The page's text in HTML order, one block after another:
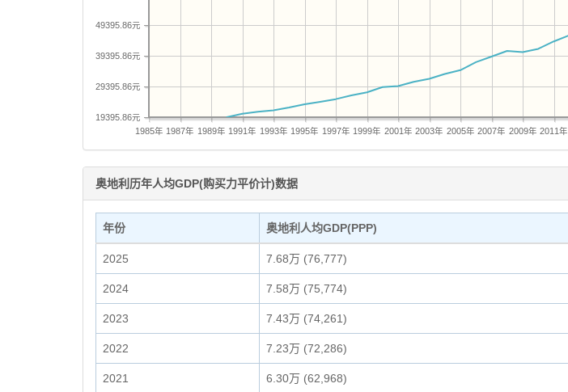
1985年 1987年 1989年 1991年 1993年 1995年 1997年 1999年 2001年 2003年 2005年 2007年 2009年 2011年
19395.86元
29395.86元
39395.86元
49395.86元
奥地利历年人均GDP(购买力平价计)数据
年份 奥地利人均GDP(PPP)
2025 7.68万 (76,777)
2024 7.58万 (75,774)
2023 7.43万 (74,261)
2022 7.23万 (72,286)
2021 6.30万 (62,968)